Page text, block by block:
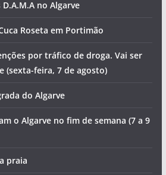
no Algarve
Roseta em Portimão
por tráfico de droga. Vai ser
(sexta-feira, 7 de agosto)
do Algarve
o Algarve no fim de semana (7 a 9
praia